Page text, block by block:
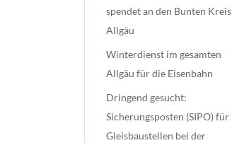
spendet an den Bunten Kreis
Allgäu
Winterdienst im gesamten
Allgäu für die Eisenbahn
Dringend gesucht:
Sicherungsposten (SIPO) für
Gleisbaustellen bei der